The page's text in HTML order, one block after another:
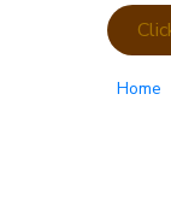
Home